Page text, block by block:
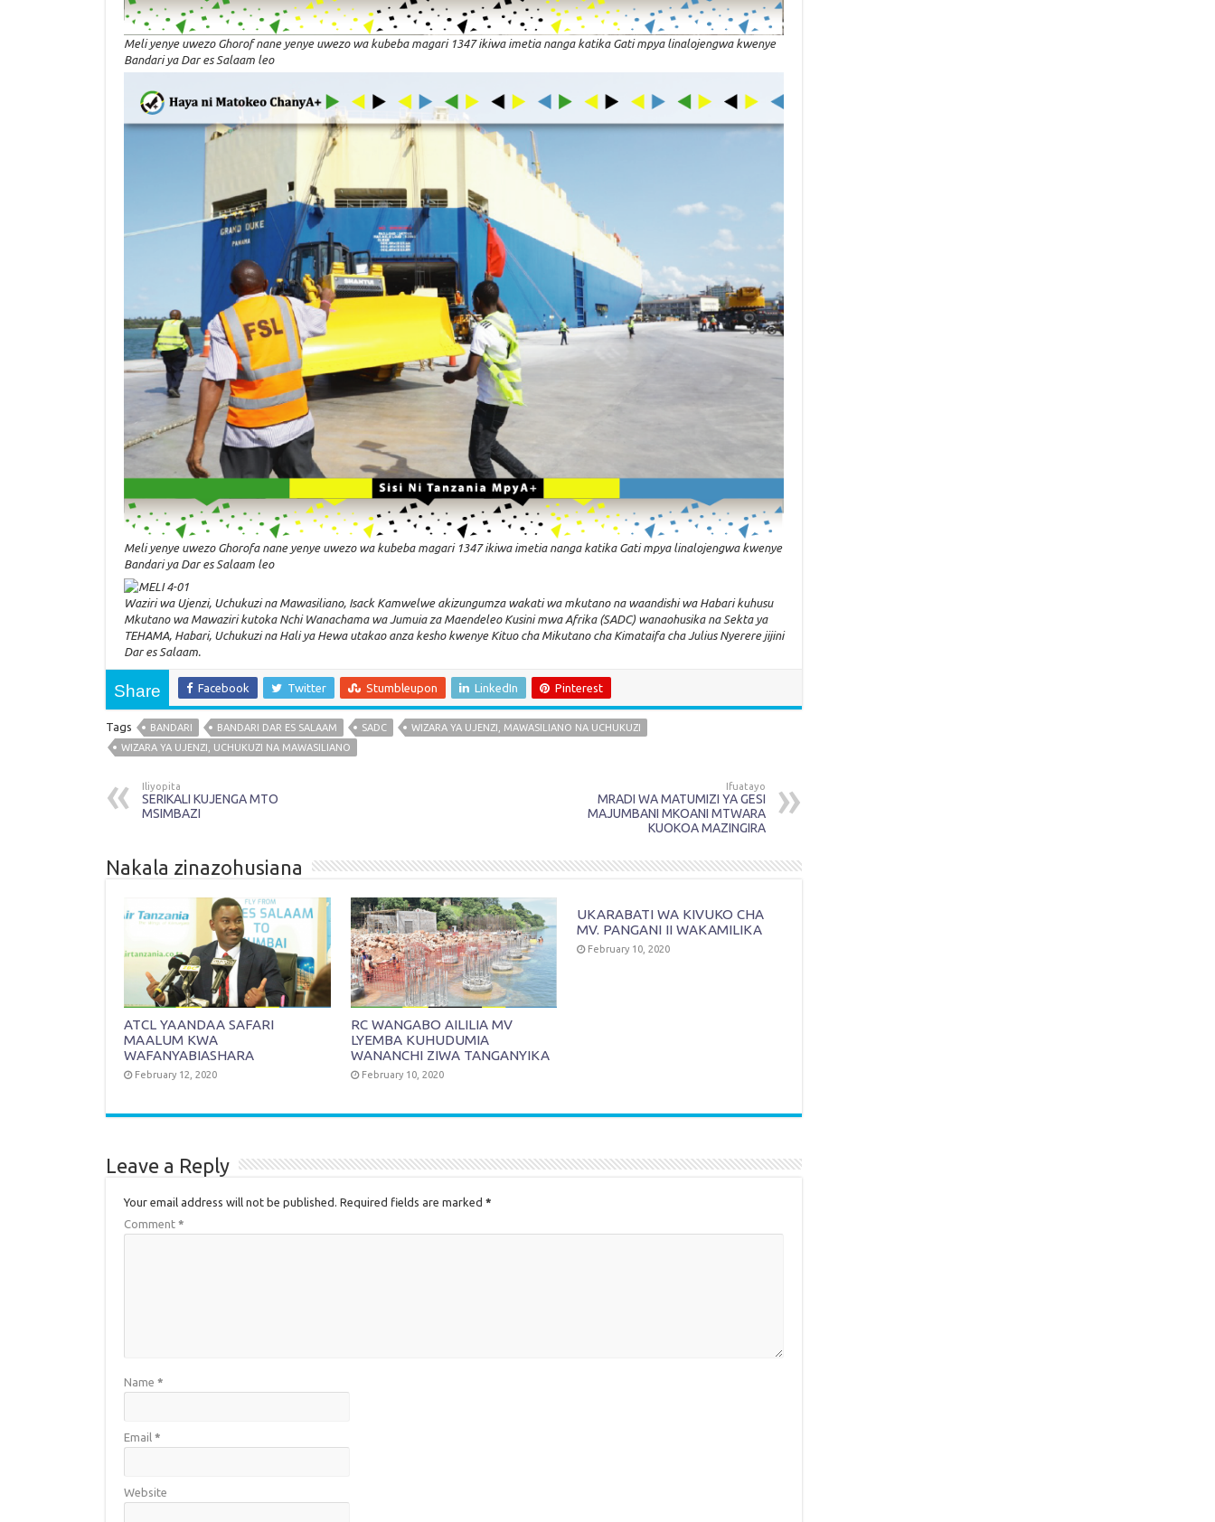
Meli yenye uwezo Ghorof nane yenye uwezo wa kubeba magari 1347 ikiwa imetia nanga katika Gati mpya linalojengwa kwenye
Bandari ya Dar es Salaam leo
Meli yenye uwezo Ghorofa nane yenye uwezo wa kubeba magari 1347 ikiwa imetia nanga katika Gati mpya linalojengwa kwenye
Bandari ya Dar es Salaam leo
Waziri wa Ujenzi, Uchukuzi na Mawasiliano, Isack Kamwelwe akizungumza wakati wa mkutano na waandishi wa Habari kuhusu
Mkutano wa Mawaziri kutoka Nchi Wanachama wa Jumuia za Maendeleo Kusini mwa Afrika (SADC) wanaohusika na Sekta ya
TEHAMA, Habari, Uchukuzi na Hali ya Hewa utakao anza kesho kwenye Kituo cha Mikutano cha Kimataifa cha Julius Nyerere jijini
Dar es Salaam.
Share Facebook Twitter Stumbleupon LinkedIn Pinterest
Tags BANDARI BANDARI DAR ES SALAAM SADC
WIZARA YA UJENZI, MAWASILIANO NA UCHUKUZI
WIZARA YA UJENZI, UCHUKUZI NA MAWASILIANO
Iliyopita
SERIKALI KUJENGA MTO
MSIMBAZI
Ifuatayo
MRADI WA MATUMIZI YA GESI
MAJUMBANI MKOANI MTWARA
KUOKOA MAZINGIRA
Nakala zinazohusiana
ATCL YAANDAA SAFARI
MAALUM KWA
WAFANYABIASHARA
February 12, 2020
RC WANGABO AILILIA MV
LYEMBA KUHUDUMIA
WANANCHI ZIWA TANGANYIKA
February 10, 2020
UKARABATI WA KIVUKO CHA
MV. PANGANI II WAKAMILIKA
February 10, 2020
Leave a Reply
Your email address will not be published. Required fields are marked *
Comment *
Name *
Email *
Website